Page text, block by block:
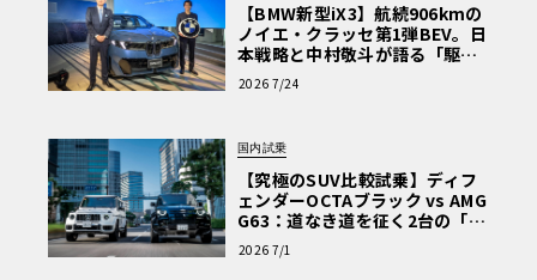
【BMW新型iX3】航続906kmの
ノイエ・クラッセ第1弾BEV。日
本戦略と中村敬斗が語る「駆け
ぬける歓び」
2026 7/24
国内試乗
【究極のSUV比較試乗】ディフ
ェンダーOCTAブラック vs AMG
G63：道なき道を征く2台の「対
極的アプローチ」
2026 7/1